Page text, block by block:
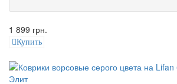
1 899 грн.
Купить